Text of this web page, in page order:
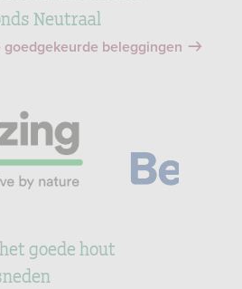
Neutraal
goedgekeurde beleggingen
goede hout